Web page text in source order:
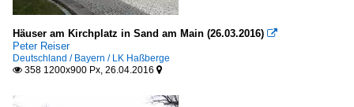
Häuser am Kirchplatz in Sand am Main (26.03.2016) 
Peter Reiser
Deutschland / Bayern / LK Haßberge
 358 1200x900 Px, 26.04.2016 